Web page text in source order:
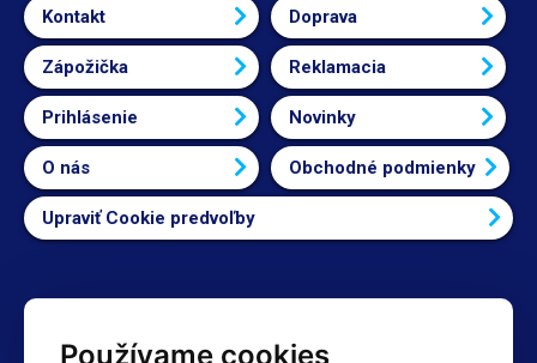
Používame cookies
Kontakt Doprava
Zápožička Reklamacia
Prihlásenie Novinky
O nás Obchodné podmienky
Upraviť Cookie predvoľby
Kontakty